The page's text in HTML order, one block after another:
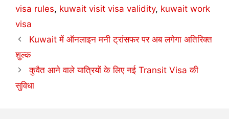
visa rules, kuwait visit visa validity, kuwait work
visa
Kuwait में ऑनलाइन मनी ट्रांसफर पर अब लगेगा अतिरिक्त
शुल्क
कुवैत आने वाले यात्रियों के लिए नई Transit Visa की
सुविधा